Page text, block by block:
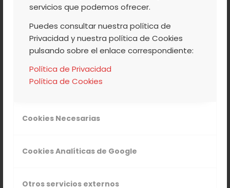
servicios que podemos ofrecer.
Puedes consultar nuestra política de
Privacidad y nuestra política de Cookies
pulsando sobre el enlace correspondiente:
Política de Privacidad
Política de Cookies
Cookies Necesarias
Cookies Analíticas de Google
Otros servicios externos